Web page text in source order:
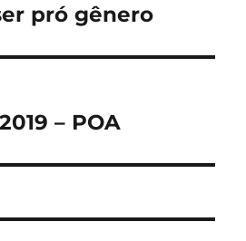
pró gênero
– POA